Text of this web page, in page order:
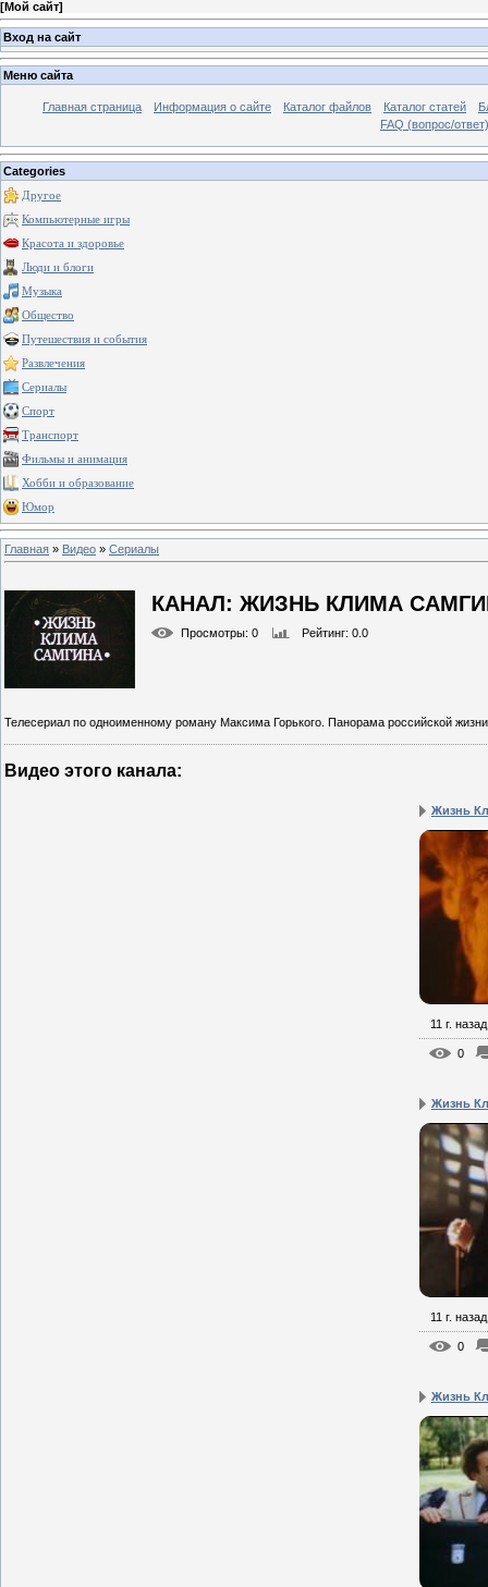
[Мой сайт]
Вход на сайт
Меню сайта
Главная страница Информация о сайте Каталог файлов Каталог статей
FAQ (вопрос/ответ)
Categories
Другое
Компьютерные игры
Красота и здоровье
Люди и блоги
Музыка
Общество
Путешествия и события
Развлечения
Сериалы
Спорт
Транспорт
Фильмы и анимация
Хобби и образование
Юмор
Главная » Видео » Сериалы
КАНАЛ: ЖИЗНЬ КЛИМА
Просмотры: 0 Рейтинг: 0.0
Телесериал по одноименному роману Максима Горького. Панорама российской
Видео этого канала:
Жизнь
11 г. назад
0
Жизнь
11 г. назад
0
Жизнь